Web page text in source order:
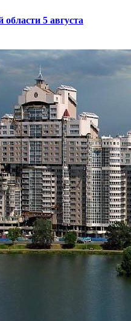
5 августа